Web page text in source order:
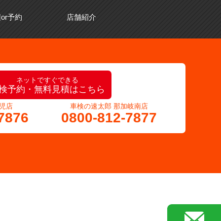
or予約 店舗紹介
ネットですぐできる
予約・無料見積はこちら
店 車検の速太郎 那加岐南店
0800-812-7877